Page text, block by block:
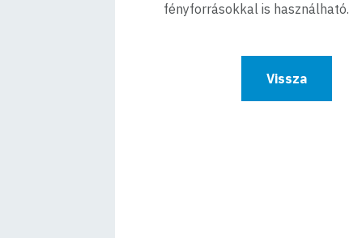
fényforrásokkal is használható.
Vissza